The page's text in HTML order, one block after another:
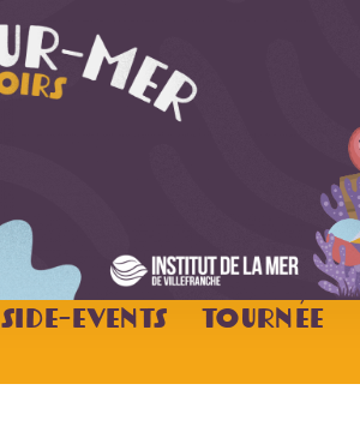
Side-Events Tournée